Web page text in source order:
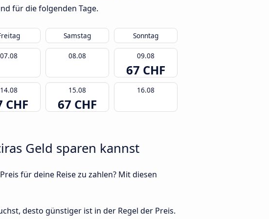
für die folgenden Tage.
Samstag Sonntag
07.08 08.08 09.08
67 CHF
14.08
CHF
15.08
67 CHF
16.08
Geld sparen kannst
für deine Reise zu zahlen? Mit diesen
desto günstiger ist in der Regel der Preis.